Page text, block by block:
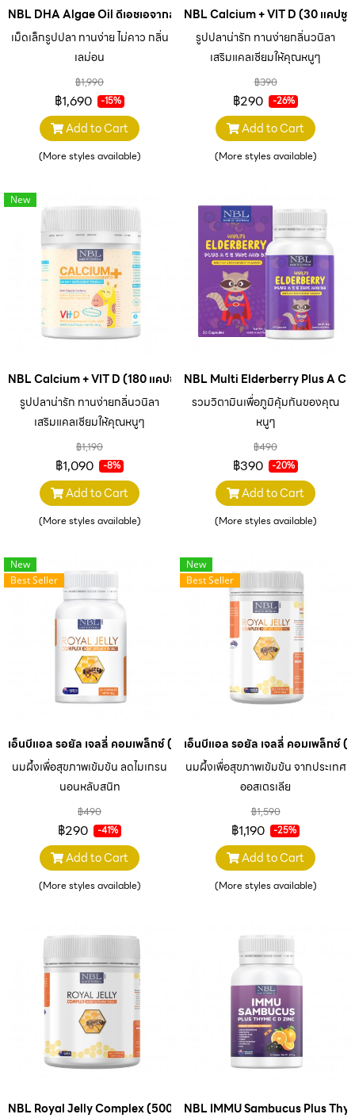
NBL DHA Algae Oil ดีเอชเอจากสาหร่ายเข้มข้น 180 Capsules
เม็ดเล็กรูปปลา ทานง่าย ไม่คาว กลิ่น
เลม่อน
฿1,990
฿1,690 -15%
Add to Cart
(More styles available)
NBL Calcium + VIT D (30 แคปซู
รูปปลาน่ารัก ทานง่ายกลิ่นวนิลา
เสริมแคลเซียมให้คุณหนูๆ
฿390
฿290 -26%
Add to Cart
(More styles available)
New
NBL Calcium + VIT D (180 แคปซูล)
รูปปลาน่ารัก ทานง่ายกลิ่นวนิลา
เสริมแคลเซียมให้คุณหนูๆ
฿1,190
฿1,090 -8%
Add to Cart
(More styles available)
NBL Multi Elderberry Plus A C
รวมวิตามินเพื่อภูมิคุ้มกันของคุณ
หนูๆ
฿490
฿390 -20%
Add to Cart
(More styles available)
New
Best Seller
เอ็นบีแอล รอยัล เจลลี่ คอมเพล็กซ์ (30 แคปซูล)
นมผึ้งเพื่อสุขภาพเข้มข้น ลดไมเกรน
นอนหลับสนิท
฿490
฿290 -41%
Add to Cart
(More styles available)
New
Best Seller
เอ็นบีแอล รอยัล เจลลี่ คอมเพล็กซ์
นมผึ้งเพื่อสุขภาพเข้มข้น จากประเทศ
ออสเตรเลีย
฿1,590
฿1,190 -25%
Add to Cart
(More styles available)
NBL Royal Jelly Complex (500 Capsules)NBL IMMU Sambucus Plus